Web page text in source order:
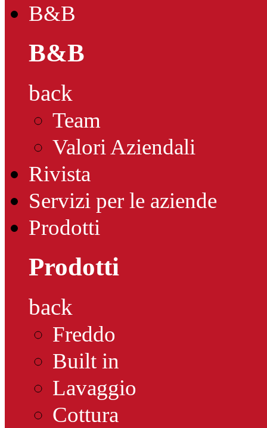
B&B
B&B
back
Team
Valori Aziendali
Rivista
Servizi per le aziende
Prodotti
Prodotti
back
Freddo
Built in
Lavaggio
Cottura